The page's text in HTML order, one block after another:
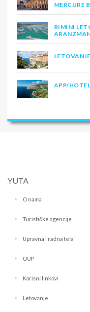
MERCURE
RIMINI
APP/
YUTA
O nama
Turističke agencije
Upravna i radna tela
OUP
Korisni linkovi
Letovanje